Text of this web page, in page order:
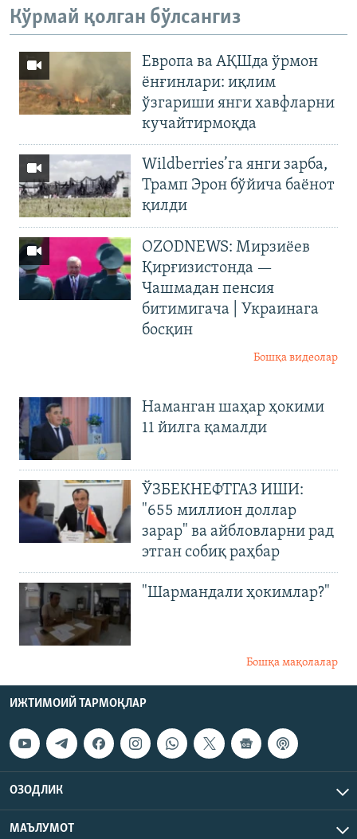
Кўрмай қолган бўлсангиз
Европа ва АҚШда ўрмон
ёнғинлари: иқлим
ўзгариши янги хавфларни
кучайтирмоқда
Wildberries’га янги зарба,
Трамп Эрон бўйича баёнот
қилди
OZODNEWS: Мирзиёев
Қирғизистонда —
Чашмадан пенсия
битимигача | Украинага
босқин
Бошқа видеолар
Наманган шаҳар ҳокими
11 йилга қамалди
ЎЗБЕКНЕФТГАЗ ИШИ:
"655 миллион доллар
зарар" ва айбловларни рад
этган собиқ раҳбар
"Шармандали ҳокимлар?"
Бошқа мақолалар
ИЖТИМОИЙ ТАРМОҚЛАР
ОЗОДЛИК
МАЪЛУМОТ